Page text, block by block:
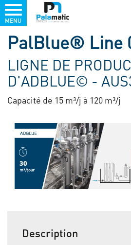
contenu
principal
MENU
PalBlue® Line
LIGNE DE
D'ADBLUE© -
Capacité de 15 m³/j à 120 m³/j
Description